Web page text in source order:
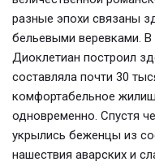
разные эпохи связаны
бельевыми веревками. В
Диоклетиан построил
составляла почти 30
комфортабельное
одновременно. Спустя
укрылись беженцы из
нашествия аварских и